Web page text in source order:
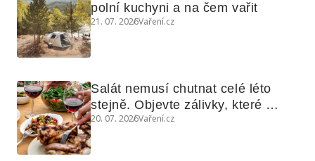
polní kuchyni a na čem vařit
21. 07. 2026Vaření.cz
Salát nemusí chutnat celé léto
stejně. Objevte zálivky, které
využijete i na maso, nudle nebo
20. 07. 2026Vaření.cz